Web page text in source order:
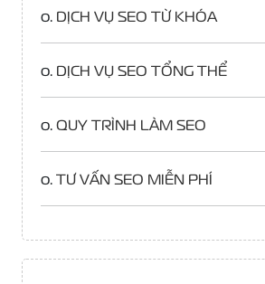
o. DỊCH VỤ SEO TỪ KHÓA
o. DỊCH VỤ SEO TỔNG THỂ
o. QUY TRÌNH LÀM SEO
o. TƯ VẤN SEO MIỄN PHÍ